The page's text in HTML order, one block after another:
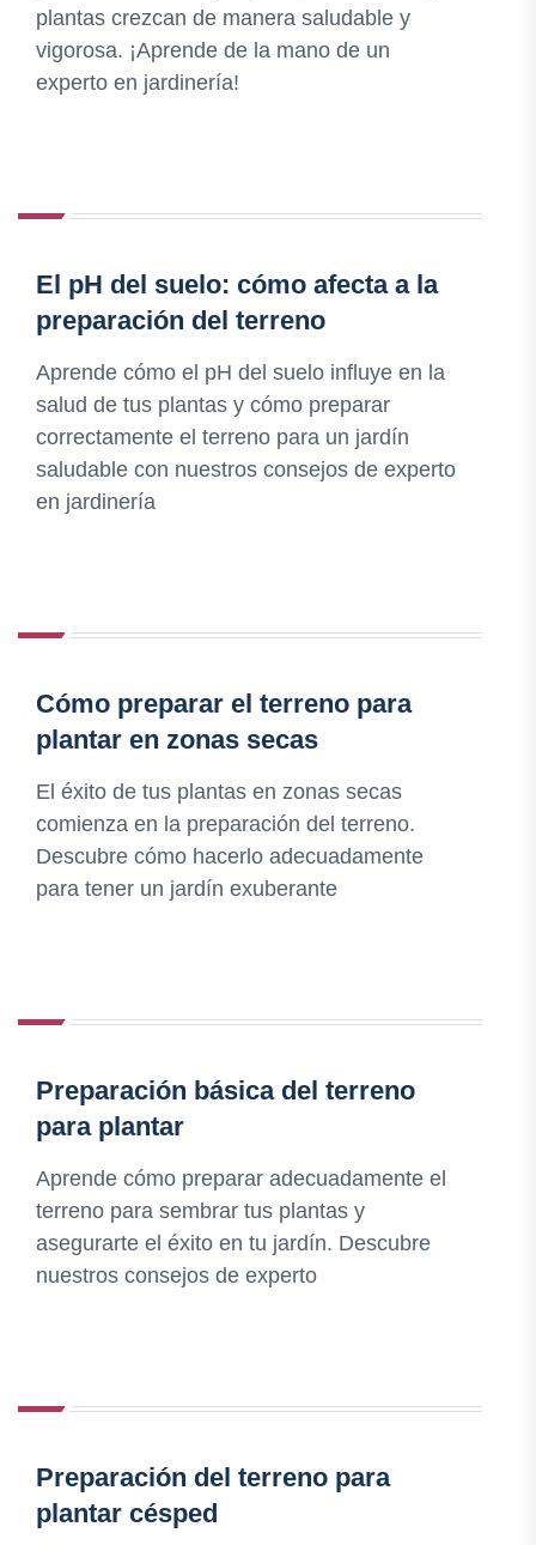
plantas crezcan de manera saludable y
vigorosa. ¡Aprende de la mano de un
experto en jardinería!
El pH del suelo: cómo afecta a la
preparación del terreno
Aprende cómo el pH del suelo influye en la
salud de tus plantas y cómo preparar
correctamente el terreno para un jardín
saludable con nuestros consejos de experto
en jardinería
Cómo preparar el terreno para
plantar en zonas secas
El éxito de tus plantas en zonas secas
comienza en la preparación del terreno.
Descubre cómo hacerlo adecuadamente
para tener un jardín exuberante
Preparación básica del terreno
para plantar
Aprende cómo preparar adecuadamente el
terreno para sembrar tus plantas y
asegurarte el éxito en tu jardín. Descubre
nuestros consejos de experto
Preparación del terreno para
plantar césped